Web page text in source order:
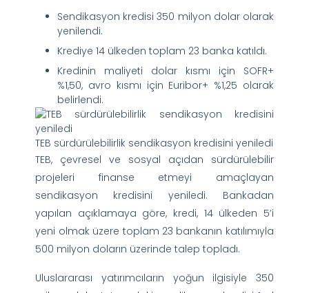
Sendikasyon kredisi 350 milyon dolar olarak
yenilendi.
Krediye 14 ülkeden toplam 23 banka katıldı.
Kredinin maliyeti dolar kısmı için SOFR+
%1,50, avro kısmı için Euribor+ %1,25 olarak
belirlendi.
TEB sürdürülebilirlik sendikasyon kredisini yeniledi
TEB, çevresel ve sosyal açıdan sürdürülebilir
projeleri finanse etmeyi amaçlayan
sendikasyon kredisini yeniledi. Bankadan
yapılan açıklamaya göre, kredi, 14 ülkeden 5’i
yeni olmak üzere toplam 23 bankanın katılımıyla
500 milyon doların üzerinde talep topladı.
Uluslararası yatırımcıların yoğun ilgisiyle 350